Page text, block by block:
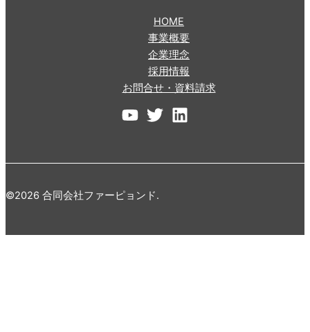
HOME
事業概要
企業理念
採用情報
お問合せ・資料請求
©2026 合同会社ファーピョンド.